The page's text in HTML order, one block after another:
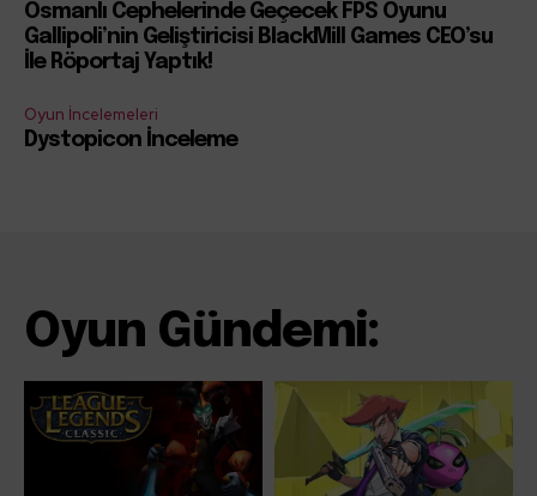
Osmanlı Cephelerinde Geçecek FPS Oyunu
Gallipoli’nin Geliştiricisi BlackMill Games CEO’su
İle Röportaj Yaptık!
Oyun İncelemeleri
Dystopicon İnceleme
Oyun Gündemi: